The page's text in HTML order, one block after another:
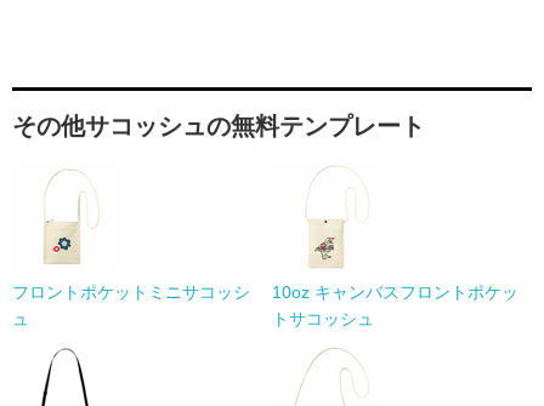
その他サコッシュの無料テンプレート
フロントポケットミニサコッシ
ュ
10oz キャンバスフロントポケッ
トサコッシュ